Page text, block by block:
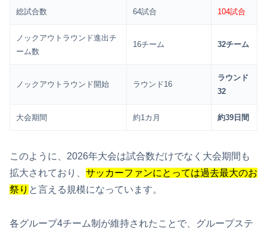
総試合数 64試合 104試合
ノックアウトラウンド進出チ
ーム数
16チーム 32チーム
ノックアウトラウンド開始 ラウンド16
ラウンド
32
大会期間 約1カ月 約39日間
このように、2026年大会は試合数だけでなく大会期間も
拡大されており、 サッカーファンにとっては過去最大のお
祭り と言える規模になっています。
各グループ4チーム制が維持されたことで、グループステ